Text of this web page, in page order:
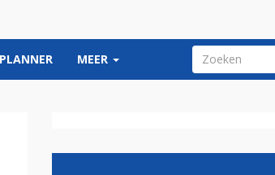
MEER ZOEKVELD